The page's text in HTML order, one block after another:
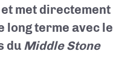
met directement
long terme avec le
du Middle Stone